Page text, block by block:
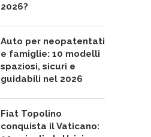
2026?
Auto per neopatentati
e famiglie: 10 modelli
spaziosi, sicuri e
guidabili nel 2026
Fiat Topolino
conquista il Vaticano: